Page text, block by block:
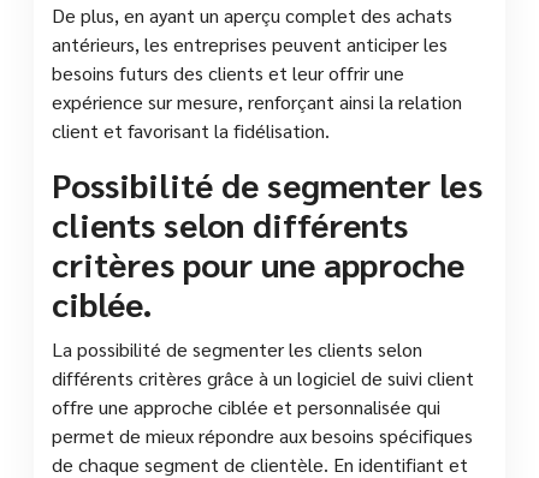
De plus, en ayant un aperçu complet des achats
antérieurs, les entreprises peuvent anticiper les
besoins futurs des clients et leur offrir une
expérience sur mesure, renforçant ainsi la relation
client et favorisant la fidélisation.
Possibilité de segmenter les
clients selon différents
critères pour une approche
ciblée.
La possibilité de segmenter les clients selon
différents critères grâce à un logiciel de suivi client
offre une approche ciblée et personnalisée qui
permet de mieux répondre aux besoins spécifiques
de chaque segment de clientèle. En identifiant et